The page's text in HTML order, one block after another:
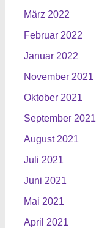
März 2022
Februar 2022
Januar 2022
November 2021
Oktober 2021
September 2021
August 2021
Juli 2021
Juni 2021
Mai 2021
April 2021